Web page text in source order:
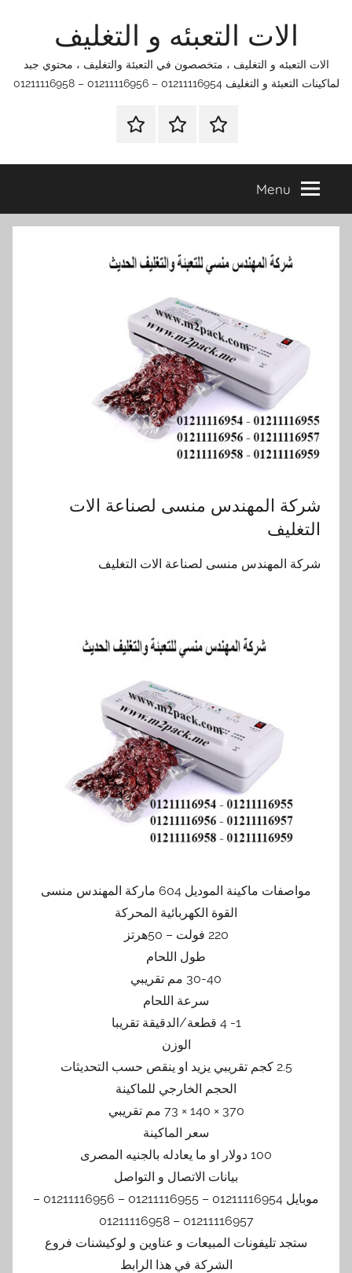
الات التعبئه و التغليف
الات التعبئه و التغليف ، متخصصون في التعبئة والتغليف ، محتوي جبد
لماكينات التعبئة و التغليف 01211116954 – 01211116956 – 01211116958
الرئيسيةاتصل
اتـصـل
في
التي
Menu
‏‏شركة المهندس منسى لصناعة الات
التغليف
‏‏شركة المهندس منسى لصناعة الات التغليف
مواصفات ماكينة الموديل 604 ماركة المهندس منسى
القوة الكهربائية المحركة
220 فولت – 50هرتز
طول اللحام
30-40 مم تقريبي
سرعة اللحام
1- 4 قطعة/الدقيقة تقريبا
الوزن
2.5 كجم تقريبي يزيد او ينقص حسب التحديثات
الحجم الخارجي للماكينة
370 × 140 × 73 مم تقريبي
سعر الماكينة
100 دولار او ما يعادله بالجنيه المصرى
بيانات الاتصال و التواصل
موبايل 01211116954 – 01211116955 – 01211116956 –
01211116957 – 01211116958
ستجد تليفونات المبيعات و عناوين و لوكيشنات فروع
الشركة في هذا الرابط